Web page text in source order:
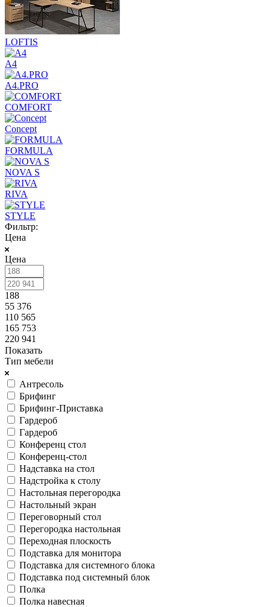
LOFTIS
A4
A4.PRO
COMFORT
Concept
FORMULA
NOVA S
RIVA
STYLE
Фильтр:
Цена
Цена
188
55 376
110 565
165 753
220 941
Показать
Тип мебели
Антресоль
Брифинг
Брифинг-Приставка
Гардероб
Гардероб
Конференц стол
Конференц-стол
Надставка на стол
Надстройка к столу
Настольная перегородка
Настольный экран
Переговорный стол
Перегородка настольная
Переходная плоскость
Подставка для монитора
Подставка для системного блока
Подставка под системный блок
Полка
Полка навесная